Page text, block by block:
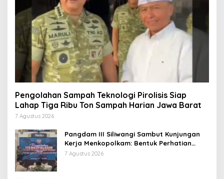
Pengolahan Sampah Teknologi Pirolisis Siap
Lahap Tiga Ribu Ton Sampah Harian Jawa Barat
7 Agustus 2026
Pangdam III Siliwangi Sambut Kunjungan
Kerja Menkopolkam: Bentuk Perhatian
Pemerintah
7 Agustus 2026